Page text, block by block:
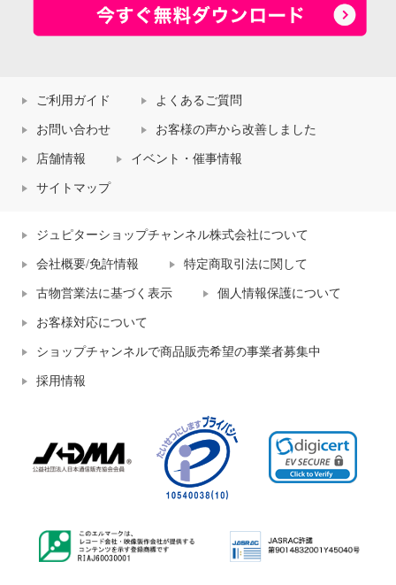
ご利用ガイド よくあるご質問
お問い合わせ お客様の声から改善しました
店舗情報 イベント・催事情報
サイトマップ
ジュピターショップチャンネル株式会社について
会社概要/免許情報 特定商取引法に関して
古物営業法に基づく表示 個人情報保護について
お客様対応について
ショップチャンネルで商品販売希望の事業者募集中
採用情報